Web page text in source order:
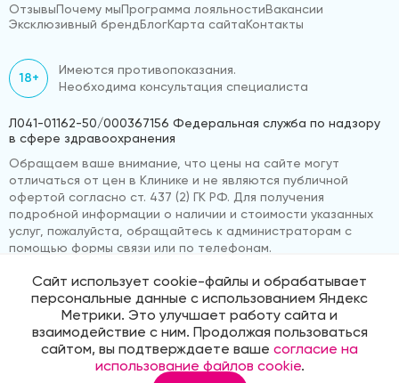
ОтзывыПочему мыПрограмма лояльностиВакансии
Эксклюзивный брендБлогКарта сайтаКонтакты
18+
Имеются противопоказания.
Необходима консультация специалиста
Л041-01162-50/000367156 Федеральная служба по надзору
в сфере здравоохранения
Обращаем ваше внимание, что цены на сайте могут
отличаться от цен в Клинике и не являются публичной
офертой согласно ст. 437 (2) ГК РФ. Для получения
подробной информации о наличии и стоимости указанных
услуг, пожалуйста, обращайтесь к администраторам с
помощью формы связи или по телефонам.
© 2026 «ВижуВсё»
Реквизиты компании
Политика обработки персональных данных
Продвижение сайтаMedmaps
Сайт использует cookie-файлы и обрабатывает
персональные данные с использованием Яндекс
Метрики. Это улучшает работу сайта и
взаимодействие с ним. Продолжая пользоваться
сайтом, вы подтверждаете ваше согласие на
использование файлов cookie.